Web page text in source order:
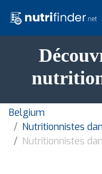
Belgium
Nutritionnistes
Nutritionnistes